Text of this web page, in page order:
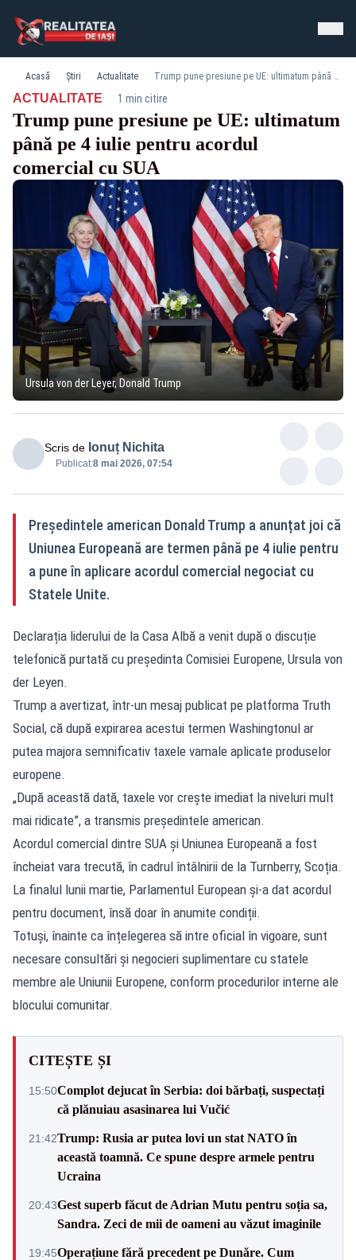
Acasă Știri Actualitate Trump pune presiune pe UE: ultimatum până pe 4 iulie pentru acordul comercial cu SUA
ACTUALITATE· 1 min citire
Trump pune presiune pe UE: ultimatum
până pe 4 iulie pentru acordul
comercial cu SUA
Ursula von der Leyer, Donald Trump
Scris de Ionuț Nichita
Publicat:8 mai 2026, 07:54
Președintele american Donald Trump a anunțat joi că
Uniunea Europeană are termen până pe 4 iulie pentru
a pune în aplicare acordul comercial negociat cu
Statele Unite.
Declarația liderului de la Casa Albă a venit după o discuție
telefonică purtată cu președinta Comisiei Europene, Ursula von
der Leyen.
Trump a avertizat, într-un mesaj publicat pe platforma Truth
Social, că după expirarea acestui termen Washingtonul ar
putea majora semnificativ taxele vamale aplicate produselor
europene.
„După această dată, taxele vor crește imediat la niveluri mult
mai ridicate”, a transmis președintele american.
Acordul comercial dintre SUA și Uniunea Europeană a fost
încheiat vara trecută, în cadrul întâlnirii de la Turnberry, Scoția.
La finalul lunii martie, Parlamentul European și-a dat acordul
pentru document, însă doar în anumite condiții.
Totuși, înainte ca înțelegerea să intre oficial în vigoare, sunt
necesare consultări și negocieri suplimentare cu statele
membre ale Uniunii Europene, conform procedurilor interne ale
blocului comunitar.
CITEȘTE ȘI
15:50Complot dejucat în Serbia: doi bărbați, suspectați
că plănuiau asasinarea lui Vučić
21:42Trump: Rusia ar putea lovi un stat NATO în
această toamnă. Ce spune despre armele pentru
Ucraina
20:43Gest superb făcut de Adrian Mutu pentru soția sa,
Sandra. Zeci de mii de oameni au văzut imaginile
19:45Operațiune fără precedent pe Dunăre. Cum